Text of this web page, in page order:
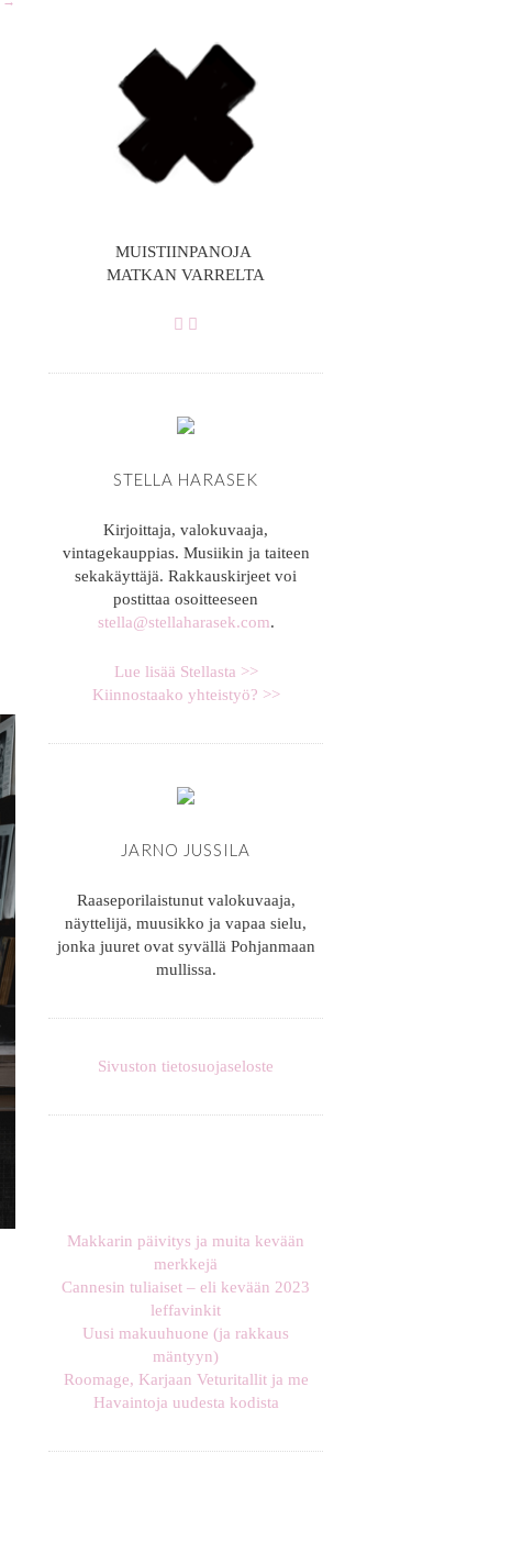
MUISTIINPANOJA
MATKAN VARRELTA
STELLA HARASEK
Kirjoittaja, valokuvaaja,
vintagekauppias. Musiikin ja taiteen
sekakäyttäjä. Rakkauskirjeet voi
postittaa osoitteeseen
stella@stellaharasek.com.
Lue lisää Stellasta >>
Kiinnostaako yhteistyö? >>
JARNO JUSSILA
Raaseporilaistunut valokuvaaja,
näyttelijä, muusikko ja vapaa sielu,
jonka juuret ovat syvällä Pohjanmaan
mullissa.
Sivuston tietosuojaseloste
Makkarin päivitys ja muita kevään
merkkejä
Cannesin tuliaiset – eli kevään 2023
leffavinkit
Uusi makuuhuone (ja rakkaus
mäntyyn)
Roomage, Karjaan Veturitallit ja me
Havaintoja uudesta kodista